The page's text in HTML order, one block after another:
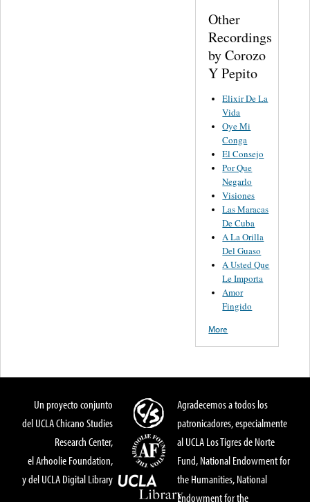
Other
Recordings
by Corozo
Y Pepito
Elixir De La
Vida
Oye Mi
Conga
El Consejo
Por Que
Negarlo
Visiones
Las Maracas
De Cuba
A La Orilla
Del Guaso
A Usted Que
Le Importa
Amor
Fingido
More
Un proyecto conjunto
del UCLA Chicano Studies
Research Center,
el Arhoolie Foundation,
y del UCLA Digital Library
Agradecemos a todos los
patronicadores, especialmente
al UCLA Los Tigres de Norte
Fund, National Endowment for
the Humanities, National
Endowment for the